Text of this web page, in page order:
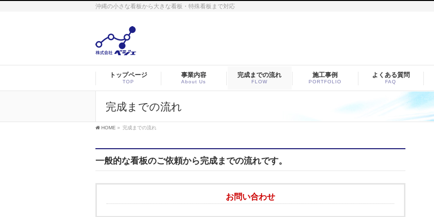
沖縄の小さな看板から大きな看板・特殊看板まで対応
トップページ
TOP
事業内容
About Us
完成までの流れ
FLOW
施工事例
PORTFOLIO
よくある質問
FAQ
完成までの流れ
HOME » 完成までの流れ
一般的な看板のご依頼から完成までの流れです。
お問い合わせ